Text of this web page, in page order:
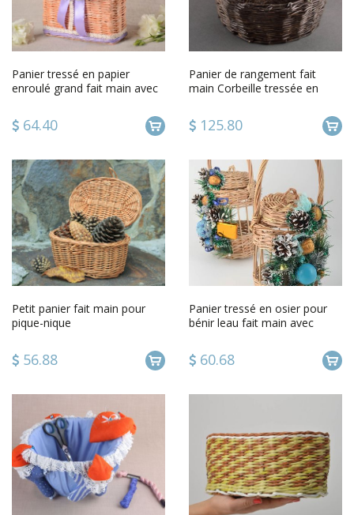
Panier tressé en papier
enroulé grand fait main avec
64.40
Panier de rangement fait
main Corbeille tressée en
125.80
Petit panier fait main pour
pique-nique
56.88
Panier tressé en osier pour
bénir leau fait main avec
60.68